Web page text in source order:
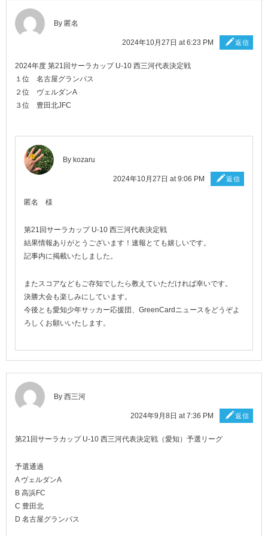
By 匿名
2024年10月27日 at 6:23 PM 返信
2024年度 第21回サーラカップ U-10 西三河代表決定戦
１位 名古屋グランパス
２位 ヴェルダンA
３位 豊田北JFC
By kozaru
2024年10月27日 at 9:06 PM 返信
匿名 様
第21回サーラカップ U-10 西三河代表決定戦
結果情報ありがとうございます！速報とても嬉しいです。
記事内に掲載いたしました。
またスコアなどもご存知でしたら教えていただければ幸いです。
決勝大会も楽しみにしています。
今後とも愛知少年サッカー応援団、GreenCardニュースをどうぞよ
ろしくお願いいたします。
By 西三河
2024年9月8日 at 7:36 PM 返信
第21回サーラカップ U-10 西三河代表決定戦（愛知）予選リーグ
予選通過
A ヴェルダンA
B 高浜FC
C 豊田北
D 名古屋グランパス